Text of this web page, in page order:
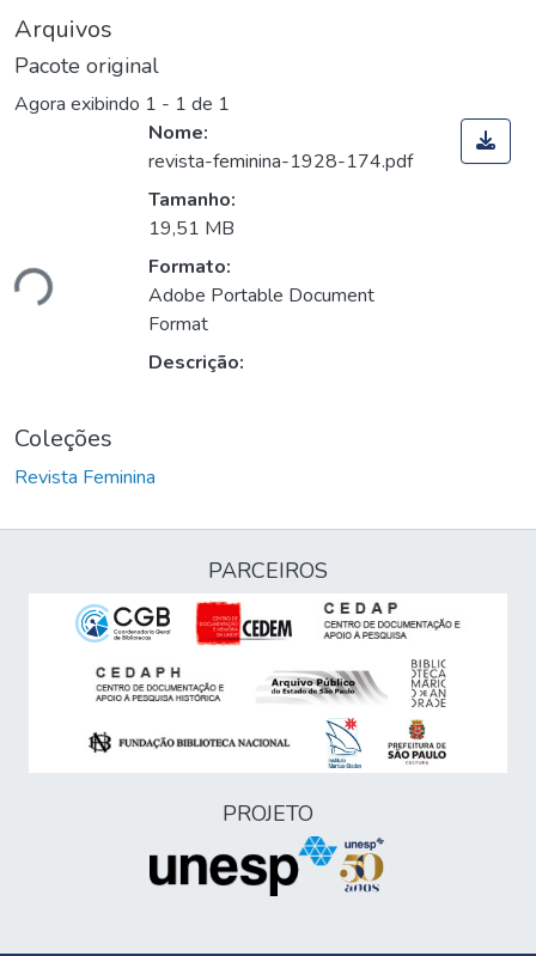
Arquivos
Pacote original
Agora exibindo 1 - 1 de 1
Nome:
revista-feminina-1928-174.pdf
Tamanho:
19,51 MB
Formato:
Adobe Portable Document
Format
Descrição:
Coleções
Revista Feminina
PARCEIROS
PROJETO